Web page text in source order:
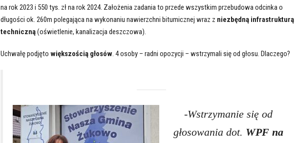
na rok 2023 i 550 tys. zł na rok 2024. Założenia zadania to przede wszystkim przebudowa odcinka o
długości ok. 260m polegająca na wykonaniu nawierzchni bitumicznej wraz z niezbędną infrastrukturą
techniczną(oświetlenie, kanalizacja deszczowa).
Uchwałę podjęto większością głosów. 4 osoby – radni opozycji – wstrzymali się od głosu. Dlaczego?
-Wstrzymanie się od
głosowania dot. WPF na